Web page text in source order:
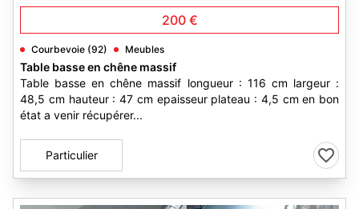
200 €
Courbevoie (92) Meubles
Table basse en chêne massif
Table basse en chêne massif longueur : 116 cm largeur :
48,5 cm hauteur : 47 cm epaisseur plateau : 4,5 cm en bon
état a venir récupérer...
Particulier